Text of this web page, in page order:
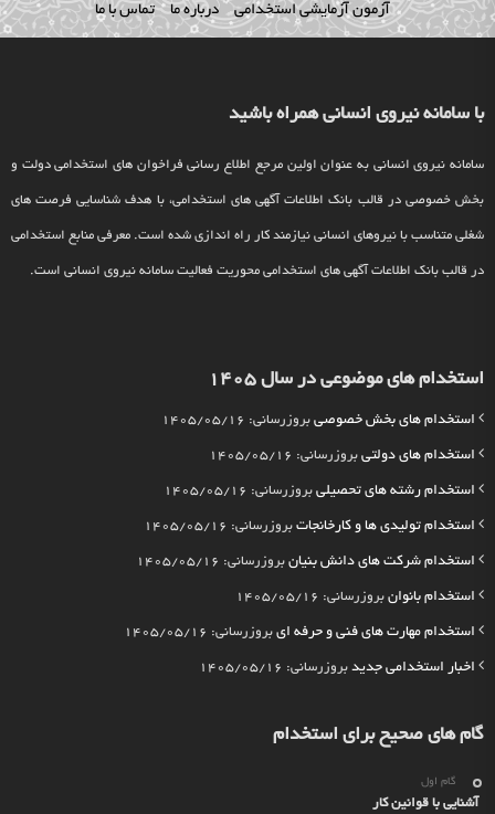
آزمون آزمایشی استخدامی
درباره ما تماس با ما
با سامانه نیروی انسانی همراه باشید
سامانه نیروی انسانی به عنوان اولین مرجع اطلاع رسانی فراخوان های استخدامی دولت و
بخش خصوصی در قالب بانک اطلاعات آگهی های استخدامی، با هدف شناسایی فرصت های
شغلی متناسب با نیروهای انسانی نیازمند کار راه اندازی شده است. معرفی منابع استخدامی
در قالب بانک اطلاعات آگهی های استخدامی محوریت فعالیت سامانه نیروی انسانی است.
استخدام های موضوعی در سال 1405
استخدام های بخش خصوصی بروزرسانی: 1405/05/16
استخدام های دولتی بروزرسانی: 1405/05/16
استخدام رشته های تحصیلی بروزرسانی: 1405/05/16
استخدام تولیدی ها و کارخانجات بروزرسانی: 1405/05/16
استخدام شرکت های دانش بنیان بروزرسانی: 1405/05/16
استخدام بانوان بروزرسانی: 1405/05/16
استخدام مهارت های فنی و حرفه ای بروزرسانی: 1405/05/16
اخبار استخدامی جدید بروزرسانی: 1405/05/16
گام های صحیح برای استخدام
گام اول
آشنایی با قوانین کار